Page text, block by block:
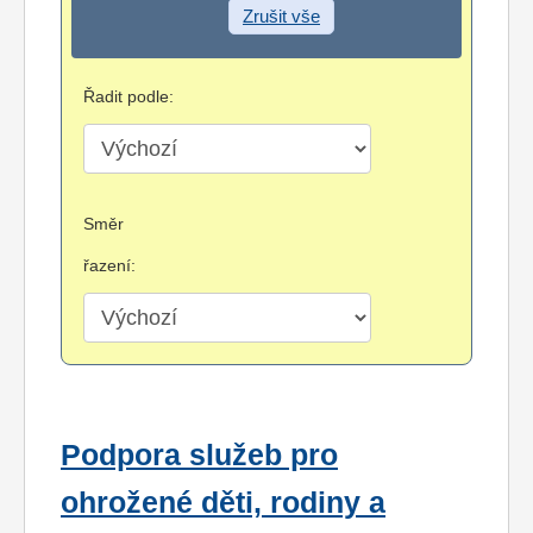
Zrušit vše
Řadit podle:
Směr
řazení:
Podpora služeb pro
ohrožené děti, rodiny a